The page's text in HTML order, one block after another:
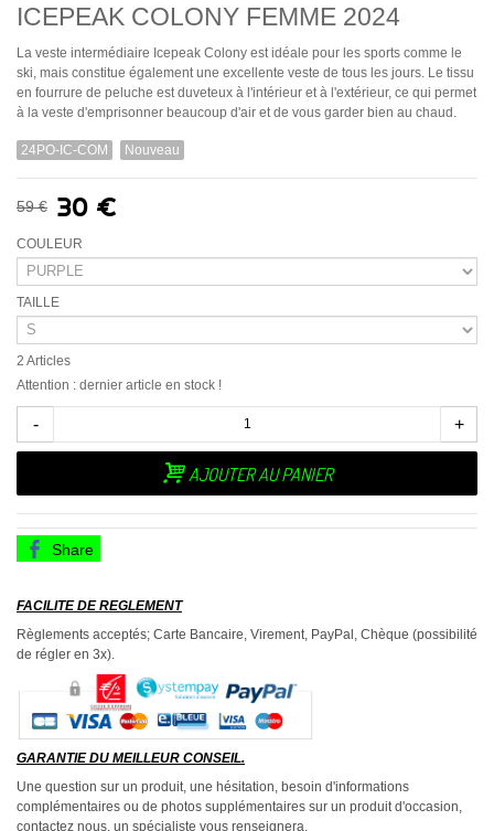
ICEPEAK COLONY FEMME 2024
La veste intermédiaire Icepeak Colony est idéale pour les sports comme le
ski, mais constitue également une excellente veste de tous les jours. Le tissu
en fourrure de peluche est duveteux à l'intérieur et à l'extérieur, ce qui permet
à la veste d'emprisonner beaucoup d'air et de vous garder bien au chaud.
24PO-IC-COM Nouveau
59 € 30 €
COULEUR
TAILLE
2 Articles
Attention : dernier article en stock !
- +
AJOUTER AU PANIER
Share
FACILITE DE REGLEMENT
Règlements acceptés; Carte Bancaire, Virement, PayPal, Chèque (possibilité
de régler en 3x).
GARANTIE DU MEILLEUR CONSEIL.
Une question sur un produit, une hésitation, besoin d'informations
complémentaires ou de photos supplémentaires sur un produit d'occasion,
contactez nous, un spécialiste vous renseignera.